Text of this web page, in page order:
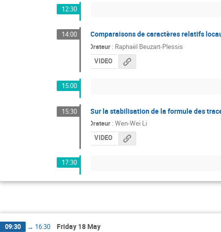
12:30
14:00 Comparaisons de caractères relatifs
Orateur : Raphaël Beuzart-Plessis
VIDEO
15:00
15:30 Sur la stabilisation de la formule des
Orateur :Wen-Wei Li
VIDEO
17:30
09:30 → 16:30 Friday 18 May